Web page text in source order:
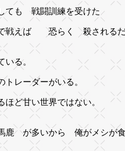
も 戦闘訓練を受けた
戦えば 恐らく 殺される
る。
レーダーがいる。
ど甘い世界ではない。
鹿 が多いから 俺がメシが